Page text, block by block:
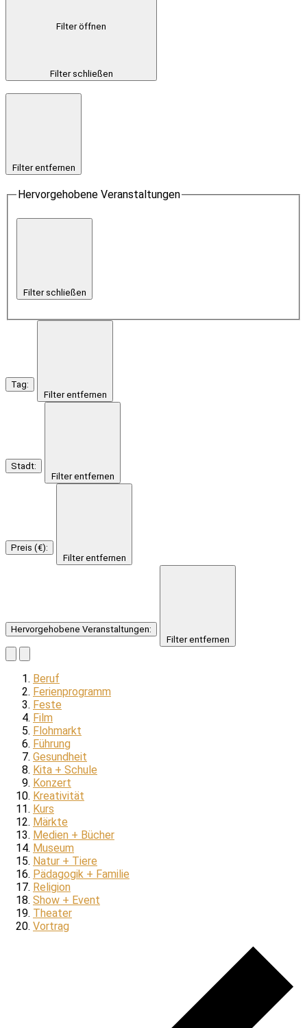
Filter öffnen
Filter schließen
Filter entfernen
Hervorgehobene Veranstaltungen
Filter schließen
Tag:
Filter entfernen
Stadt:
Filter entfernen
Preis (€):
Filter entfernen
Hervorgehobene Veranstaltungen:
Filter entfernen
Beruf
Ferienprogramm
Feste
Film
Flohmarkt
Führung
Gesundheit
Kita + Schule
Konzert
Kreativität
Kurs
Märkte
Medien + Bücher
Museum
Natur + Tiere
Pädagogik + Familie
Religion
Show + Event
Theater
Vortrag